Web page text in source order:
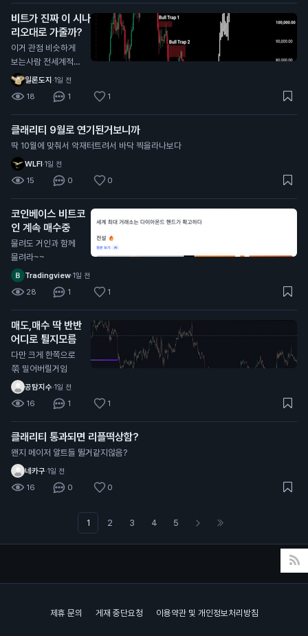
비트가 진짜 이 시나
리오대로 가줄까?
이거 관점 비슷하게
보는사람 전세계적으
로 너무 많던데
일론도지 ·1일 전
18 1 1
클래리티 9월로 연기된거보니까
딱 10월에 맞춰서 악재터트려서 바닥 찍을라나보다
WLFI·1일 전
15 0 0
코인베이스 비트코
인 계속 매수중
물려도 거인과 함께
물려라~~
Tradingview·1일 전
28 1 1
매도,매수 딱 반반
어디로 튈지모름
다만 크게 한쪽으로
쭊 밀어버릴거임
공탐지수·1일 전
16 1 1
클래리티 통과되면 리플떡상함?
왠지 메이저 알트들 뛸거같지않음?
네카구·1일 전
16 0 0
1 2 3 4 5
제휴 문의 게재 중단요청 이용약관 및 개인정보처리방침